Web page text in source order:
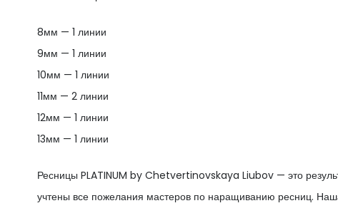
8мм — 1 линии
9мм — 1 линии
10мм — 1 линии
11мм — 2 линии
12мм — 1 линии
13мм — 1 линии
Ресницы PLATINUM by Chetvertinovskaya Liubov — это
учтены все пожелания мастеров по наращиванию ресниц.